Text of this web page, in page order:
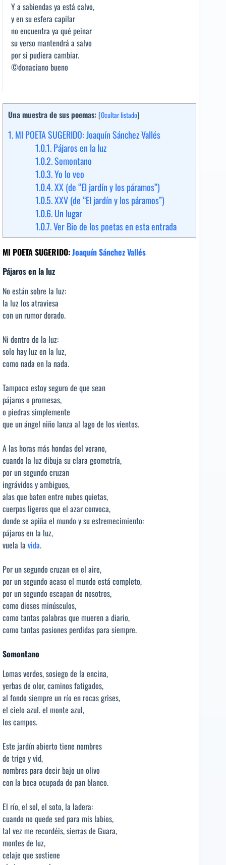
Y a sabiendas ya está calvo,
y en su esfera capilar
no encuentra ya qué peinar
su verso mantendrá a salvo
por si pudiera cambiar.
©donaciano bueno
Una muestra de sus poemas: [Ocultar listado]
1.MI POETA SUGERIDO: Joaquín Sánchez Vallés
1.0.1.Pájaros en la luz
1.0.2.Somontano
1.0.3.Yo lo veo
1.0.4.XX (de “El jardín y los páramos”)
1.0.5.XXV (de “El jardín y los páramos”)
1.0.6.Un lugar
1.0.7.Ver Bio de los poetas en esta entrada
MI POETA SUGERIDO:Joaquín Sánchez Vallés
Pájaros en la luz
No están sobre la luz:
la luz los atraviesa
con un rumor dorado.
Ni dentro de la luz:
solo hay luz en la luz,
como nada en la nada.
Tampoco estoy seguro de que sean
pájaros o promesas,
o piedras simplemente
que un ángel niño lanza al lago de los vientos.
A las horas más hondas del verano,
cuando la luz dibuja su clara geometría,
por un segundo cruzan
ingrávidos y ambiguos,
alas que baten entre nubes quietas,
cuerpos ligeros que el azar convoca,
donde se apiña el mundo y su estremecimiento:
pájaros en la luz,
vuela la vida.
Por un segundo cruzan en el aire,
por un segundo acaso el mundo está completo,
por un segundo escapan de nosotros,
como dioses minúsculos,
como tantas palabras que mueren a diario,
como tantas pasiones perdidas para siempre.
Somontano
Lomas verdes, sosiego de la encina,
yerbas de olor, caminos fatigados,
al fondo siempre un río en rocas grises,
el cielo azul. el monte azul,
los campos.
Este jardín abierto tiene nombres
de trigo y vid,
nombres para decir bajo un olivo
con la boca ocupada de pan blanco.
El río, el sol, el soto, la ladera:
cuando no quede sed para mis labios,
tal vez me recordéis, sierras de Guara,
montes de luz,
celaje que sostiene